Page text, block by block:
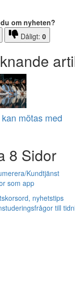
om nyheten?
Dåligt: 0
mötas med
8 Sidor
Kundtjänst
som app
nyhetstips
till